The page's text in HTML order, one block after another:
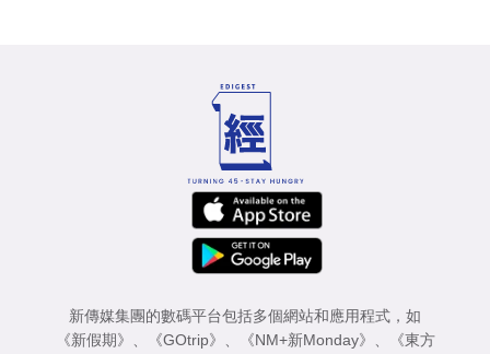
新傳媒集團的數碼平台包括多個網站和應用程式，如
《新假期》
《GOtrip》 《NM+新Monday》
《東方